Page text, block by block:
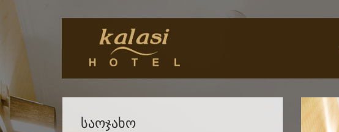
საოჯახო